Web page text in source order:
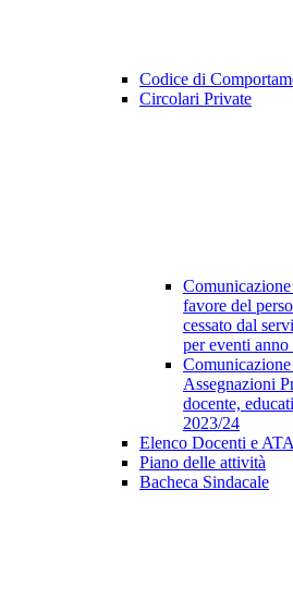
Codice di
Circolari Private
favore del
cessato dal
per eventi
Assegnazioni
docente,
2023/24
Elenco Docenti e ATA
Piano delle attività
Bacheca Sindacale